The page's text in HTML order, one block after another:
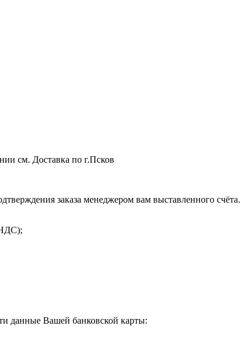
см. Доставка по г.Псков
заказа менеджером вам выставленного счёта.
НДС);
данные Вашей банковской карты: